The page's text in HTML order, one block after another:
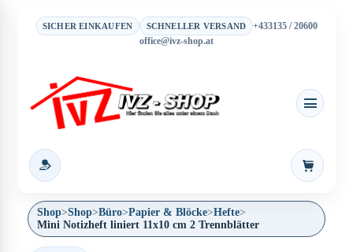
SICHER EINKAUFEN SCHNELLER VERSAND
+433135 / 20600
office@ivz-shop.at
Shop>Shop>Büro>Papier & Blöcke>Hefte>
Mini Notizheft liniert 11x10 cm 2 Trennblätter